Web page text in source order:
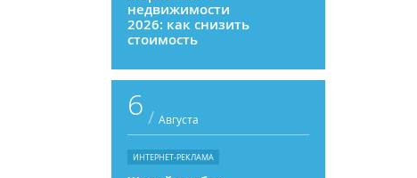
недвижимости
2026: как снизить
стоимость
увеличить
продажи
6 / Августа
ИНТЕРНЕТ-РЕКЛАМА